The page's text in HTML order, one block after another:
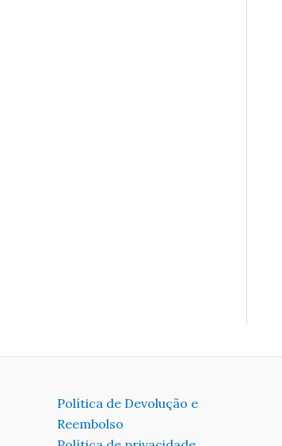
Política de Devolução e
Reembolso